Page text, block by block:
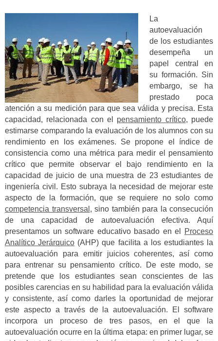
La
autoevaluación
de los estudiantes
desempeña un
papel central en
su formación. Sin
embargo, se ha
prestado poca
atención a su medición para que sea válida y precisa. Esta
capacidad, relacionada con el pensamiento crítico, puede
estimarse comparando la evaluación de los alumnos con su
rendimiento en los exámenes. Se propone el índice de
consistencia como una métrica para medir el pensamiento
crítico que permite observar el bajo rendimiento en la
capacidad de juicio de una muestra de 23 estudiantes de
ingeniería civil. Esto subraya la necesidad de mejorar este
aspecto de la formación, que se requiere no solo como
competencia transversal , sino también para la consecución
de una capacidad de autoevaluación efectiva. Aquí
presentamos un software educativo basado en el
Proceso
Analítico Jerárquico (AHP) que facilita a los estudiantes la
autoevaluación para emitir juicios coherentes, así como
para entrenar su pensamiento crítico. De este modo, se
pretende que los estudiantes sean conscientes de las
posibles carencias en su habilidad para la evaluación válida
y consistente, así como darles la oportunidad de mejorar
este aspecto a través de la autoevaluación. El software
incorpora un proceso de tres pasos, en el que la
autoevaluación ocurre en la última etapa: en primer lugar, se